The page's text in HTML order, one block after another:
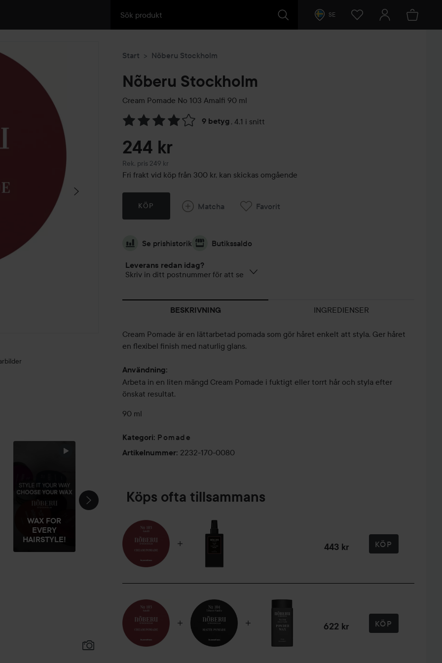
SE
WAX FOR
EVERY
HAIRSTYLE!
GLAM
Start Nõberu Stockholm
Nõberu Stockholm
Cream Pomade No 103 Amalfi 90 ml
9 betyg , 4.1 i snitt
Hoppa till Betyg & kommentarer
244 kr
Rek. pris 249 kr
Rekommenderat pris 249 kr
Fri frakt vid köp från 300 kr, kan skickas omgående
KÖP Matcha Favorit
Se prishistorik Butikssaldo
Leverans redan idag?
Skriv in ditt postnummer för att se
BESKRIVNING INGREDIENSER
Cream Pomade är en lättarbetad pomada som gör håret enkelt att styla. Ger håret
en flexibel finish med naturlig glans.
Användning:
Arbeta in en liten mängd Cream Pomade i fuktigt eller torrt hår och styla efter
önskat resultat.
90 ml
Kategori: Pomade
Artikelnummer: 2232-170-0080
Köps ofta tillsammans
443 kr KÖP
622 kr KÖP